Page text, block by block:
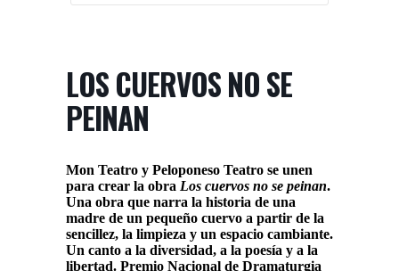
LOS CUERVOS NO SE
PEINAN
Mon Teatro y Peloponeso Teatro se unen
para crear la obra Los cuervos no se peinan.
Una obra que narra la historia de una
madre de un pequeño cuervo a partir de la
sencillez, la limpieza y un espacio cambiante.
Un canto a la diversidad, a la poesía y a la
libertad. Premio Nacional de Dramaturgia